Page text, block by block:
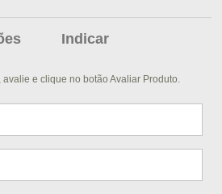
Indicar
e clique no botão Avaliar Produto.